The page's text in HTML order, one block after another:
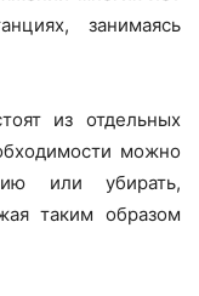
занимаясь
из отдельных
можно
или убирать,
таким образом